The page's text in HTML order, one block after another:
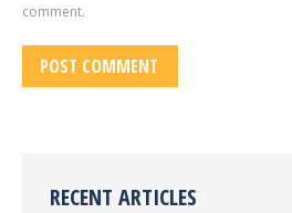
comment.
POST COMMENT
RECENT ARTICLES